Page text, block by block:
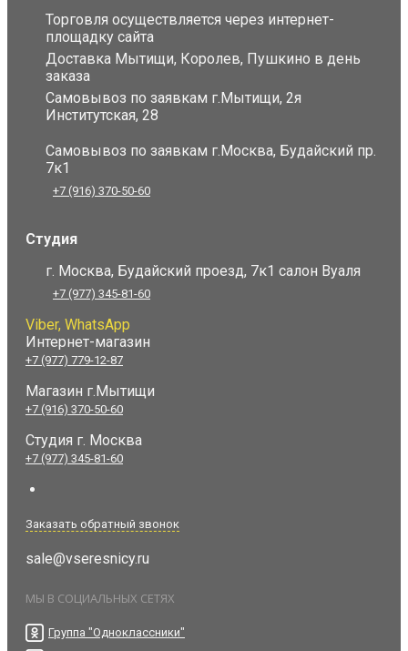
Торговля осуществляется через интернет-
площадку сайта
Доставка Мытищи, Королев, Пушкино в день
заказа
Самовывоз по заявкам г.Мытищи, 2я
Институтская, 28
Самовывоз по заявкам г.Москва, Будайский пр.
7к1
+7 (916) 370-50-60
Студия
г. Москва, Будайский проезд, 7к1 салон Вуаля
+7 (977) 345-81-60
Viber, WhatsApp
Интернет-магазин
+7 (977) 779-12-87
Магазин г.Мытищи
+7 (916) 370-50-60
Студия г. Москва
+7 (977) 345-81-60
Заказать обратный звонок
sale@vseresnicy.ru
МЫ В СОЦИАЛЬНЫХ СЕТЯХ
Группа "Одноклассники"